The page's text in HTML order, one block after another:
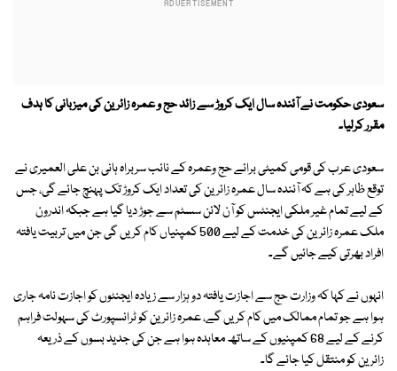
سعودی حکومت نے آئندہ سال ایک کروڑ سے زائد حج و عمرہ زائرین کی میزبانی کا ہدف
مقرر کرلیا۔
سعودی عرب کی قومی کمیٹی برائے حج وعمرہ کے نائب سربراہ ہانی بن علی العمیری نے
توقع ظاہر کی ہے کہ آئندہ سال عمرہ زائرین کی تعداد ایک کروڑ تک پہنچ جائے گی، جس
کے لیے تمام غیر ملکی ایجنٹس کو آن لائن سسٹم سے جوڑ دیا گیا ہے جبکہ اندرون
ملک عمرہ زائرین کی خدمت کے لیے 500 کمپنیاں کام کریں گی جن میں تربیت یافتہ
افراد بھرتی کیے جائیں گے۔
انہوں نے کہا کہ وزارت حج سے اجازت یافتہ دو ہزار سے زیادہ ایجنٹوں کو اجازت نامہ جاری
ہوا ہے جو تمام ممالک میں کام کریں گے، عمرہ زائرین کو ٹرانسپورٹ کی سہولت فراہم
کرنے کے لیے 68 کمپنیوں کے ساتھ معاہدہ ہوا ہے جن کی جدید بسوں کے ذریعہ
زائرین کو منتقل کیا جائے گا۔